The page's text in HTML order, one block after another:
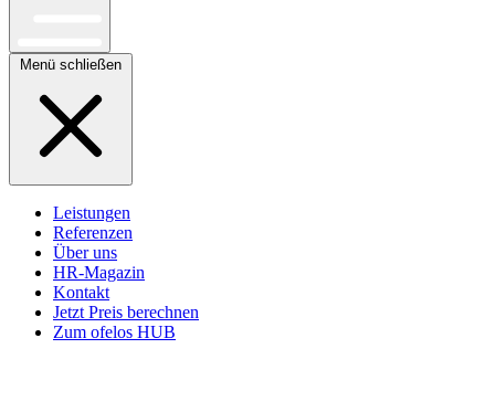
Menü schließen
Leistungen
Referenzen
Über uns
HR-Magazin
Kontakt
Jetzt Preis berechnen
Zum ofelos HUB